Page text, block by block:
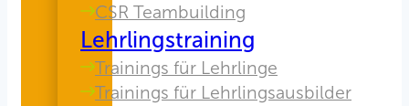
CSR Teambuilding
Lehrlingstraining
Trainings für Lehrlinge
Trainings für Lehrlingsausbilder